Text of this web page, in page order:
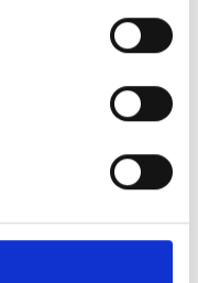
Trova un
distributore
Inim